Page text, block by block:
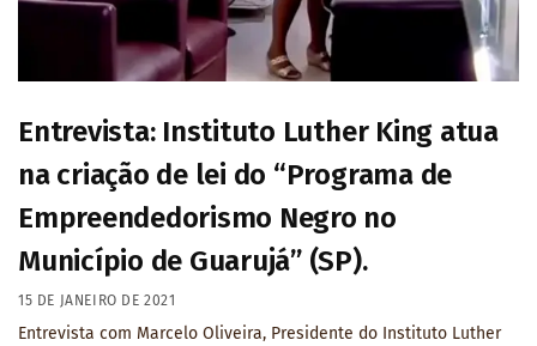
Entrevista: Instituto Luther King atua
na criação de lei do “Programa de
Empreendedorismo Negro no
Município de Guarujá” (SP).
15 DE JANEIRO DE 2021
Entrevista com Marcelo Oliveira, Presidente do Instituto Luther